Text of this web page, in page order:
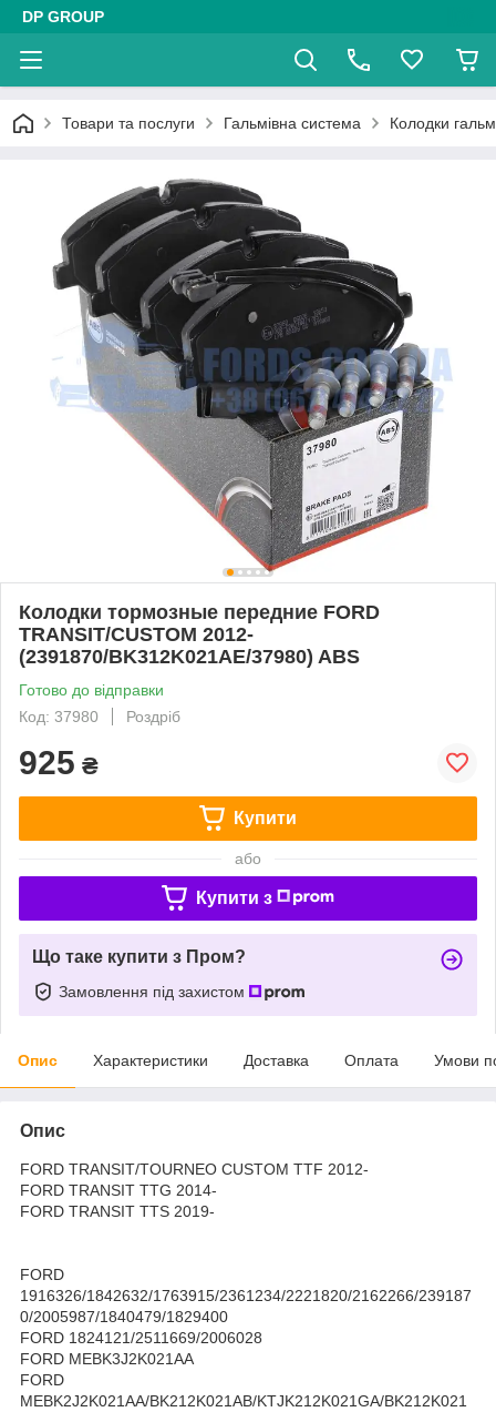
DP GROUP
Товари та послуги Гальмівна система Колодки
Колодки тормозные передние FORD
TRANSIT/CUSTOM 2012-
(2391870/BK312K021AE/37980) ABS
Готово до відправки
Код: 37980
Роздріб
925 ₴
Купити
або
Купити з
Що таке купити з Пром?
Замовлення під захистом
Опис Характеристики Доставка Оплата Умови
Опис
FORD TRANSIT/TOURNEO CUSTOM TTF 2012-
FORD TRANSIT TTG 2014-
FORD TRANSIT TTS 2019-
FORD
1916326/1842632/1763915/2361234/2221820/2162266/239187
0/2005987/1840479/1829400
FORD 1824121/2511669/2006028
FORD MEBK3J2K021AA
FORD
MEBK2J2K021AA/BK212K021AB/KTJK212K021GA/BK212K021